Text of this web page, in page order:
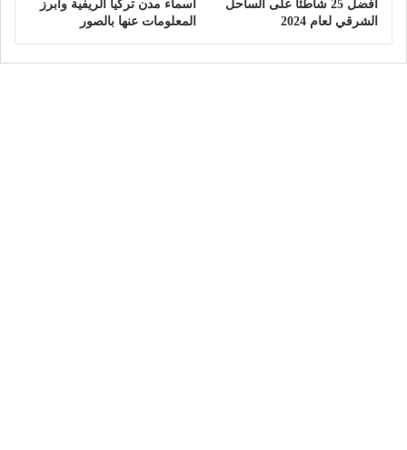
أفضل 25 شاطئًا على الساحل
الشرقي لعام 2024
أسماء مدن تركيا الريفية وأبرز
المعلومات عنها بالصور